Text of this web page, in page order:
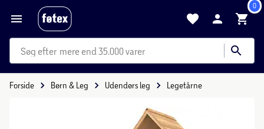
0
mere end 35.000 varer
Forside Børn & Leg Udendørs leg Legetårne